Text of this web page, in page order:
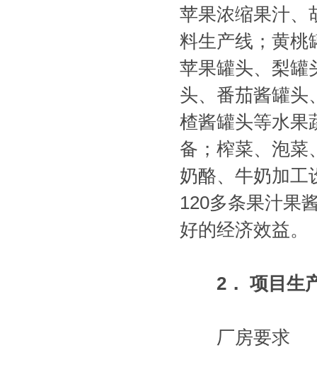
苹果浓缩果汁、
料生产线；黄桃
苹果罐头、梨罐
头、番茄酱罐头
楂酱罐头等水果
备；榨菜、泡菜
奶酪、牛奶加工
120多条果汁果
好的经济效益。
2 ． 项目生
厂房要求